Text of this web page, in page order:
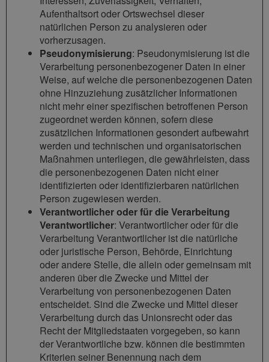
Aufenthaltsort oder Ortswechsel dieser
natürlichen Person zu analysieren oder
vorherzusagen.
Pseudonymisierung: Pseudonymisierung ist die
Verarbeitung personenbezogener Daten in einer
Weise, auf welche die personenbezogenen Daten
ohne Hinzuziehung zusätzlicher Informationen
nicht mehr einer spezifischen betroffenen Person
zugeordnet werden können, sofern diese
zusätzlichen Informationen gesondert aufbewahrt
werden und technischen und organisatorischen
Maßnahmen unterliegen, die gewährleisten, dass
die personenbezogenen Daten nicht einer
identifizierten oder identifizierbaren natürlichen
Person zugewiesen werden.
Verantwortlicher oder für die Verarbeitung
Verantwortlicher: Verantwortlicher oder für die
Verarbeitung Verantwortlicher ist die natürliche
oder juristische Person, Behörde, Einrichtung
oder andere Stelle, die allein oder gemeinsam mit
anderen über die Zwecke und Mittel der
Verarbeitung von personenbezogenen Daten
entscheidet. Sind die Zwecke und Mittel dieser
Verarbeitung durch das Unionsrecht oder das
Recht der Mitgliedstaaten vorgegeben, so kann
der Verantwortliche bzw. können die bestimmten
Kriterien seiner Benennung nach dem